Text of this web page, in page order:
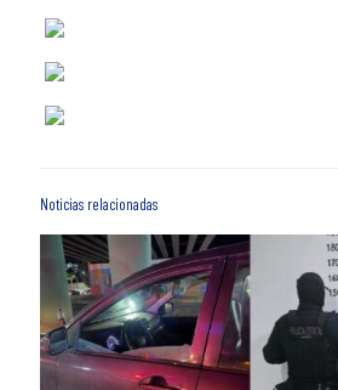
Noticias relacionadas